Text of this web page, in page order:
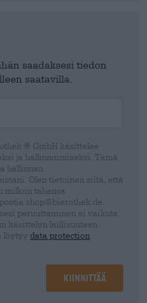
saadaksesi tiedon
saatavilla.
® GmbH käsittelee
ja hallinnoimiseksi. Tämä
hallinnan
Olen tietoinen siitä, että
milloin tahansa
shop@bierothek.de.
peruuttaminen ei vaikuta
käsittelyn laillisuuteen
löytyy data protection
Kiinnittää